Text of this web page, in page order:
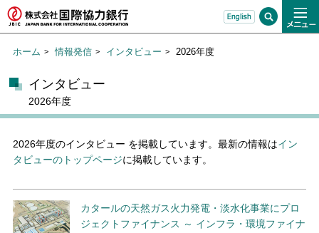
ホーム 情報発信 インタビュー 2026年度
インタビュー
2026年度
2026年度のインタビュー を掲載しています。最新の情報はイン
タビューのトップページに掲載しています。
カタールの天然ガス火力発電・淡水化事業にプロ
ジェクトファイナンス ～ インフラ・環境ファイナ